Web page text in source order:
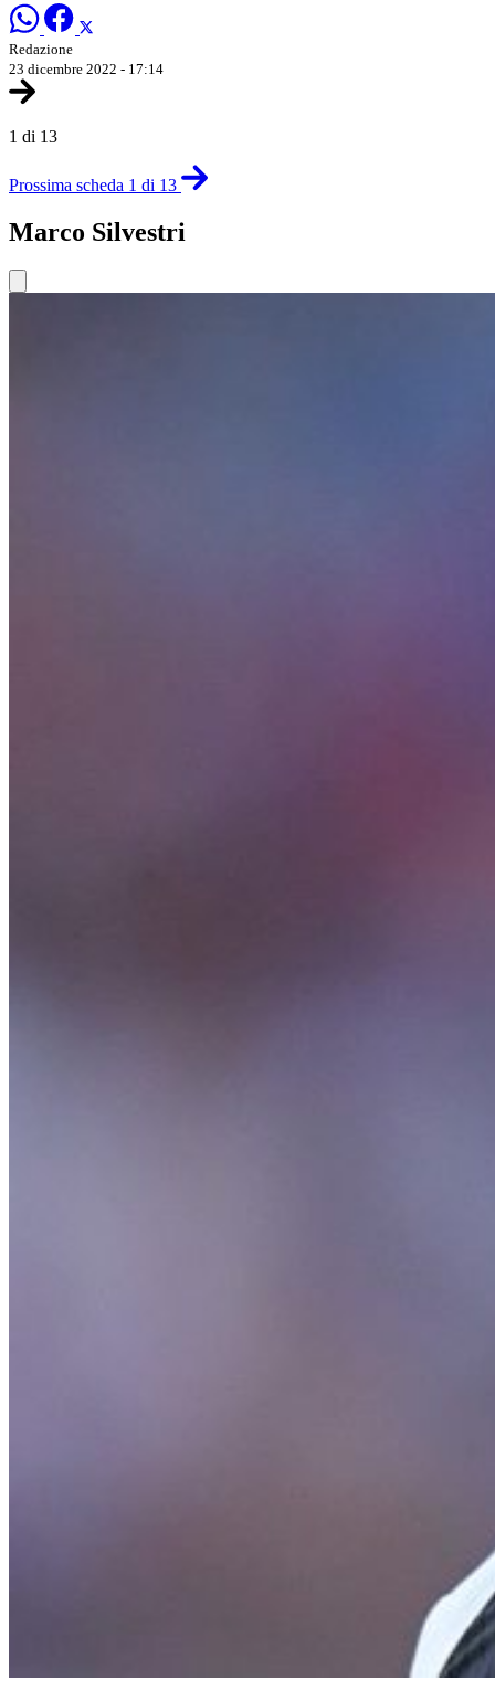
Redazione
23 dicembre 2022 - 17:14
1 di 13
Prossima scheda 1 di 13
Marco Silvestri